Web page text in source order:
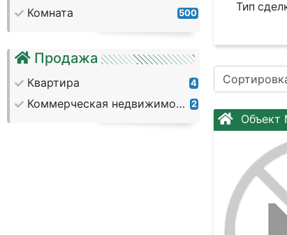
Комната 500
Продажа
Квартира 4
Коммерческая недвижимость 2
Тип
Кол.